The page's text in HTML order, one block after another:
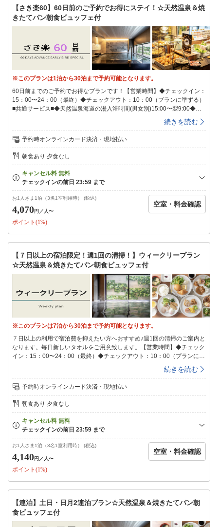
【さき楽60】60日前のご予約でお得にステイ！☆天然温泉＆焼
きたてパン朝食ビュッフェ付
※このプランは1泊から30泊まで予約可能となります。
60日前までのご予約でお得なプランです！【営業時間】◆チェックイン：
15：00〜24：00（最終）◆チェックアウト：10：00（プランに準ずる）
■共通サービス■◆天然温泉海道の湯入浴時間(男女別)15:00〜翌9:00◆全
館健康イオン水を完備♪◆ウェルカムバーソフトドリンクやワイン・カク
テルなどのアルコール類が飲み放題！※ドリンクの種類は変更の可能性が
ございます。予めご了承下さい。営業時間15:00〜21:00◆LOHASな健康
朝食を無料でご用意毎朝出来たてサクサクの香り高い焼きたてパンや、オ
ーガニック野菜のサラダ、日替わりのおかずやご当地メニューなどをビュ
ッフェ形式でご用意しております。朝食時間【月〜土】6:30〜8:30【日・
祝】6:30〜9:00◆８種類から選べる快眠枕チェックイン時にフロントで枕
をお選びいただけます！（先着順）◆駐車場111台（先着順）無料※自転
車用の青空駐輪場をご用意しております。館内へは収納バックでの持ち運
びをお願いいたします。■アクセス所要目安時間■〇ＪＲ今治駅より徒歩
19分。〇西瀬戸自動車道今治ＩＣより車で約11分。＜空港＞〇松山空
港・・・松山空港より電車にて今治駅へ80分。【ご連泊中の清掃】SDGs
への取り組みの一環として連泊中の客室清掃について「清掃なし」を基本
い。※衛生上の観点より4日に一度10時〜15時の間清掃を実施いたしま
す。清掃の間お部屋にご滞在頂くことはできません。最終チェックインは
24時となっております。24時を過ぎますとキャンセル扱いとなり、キャ
ンセル料が100％発生いたしますのでご注意ください。また、フロントも
24時で営業終了致します。
続きを読む
予約時オンラインカード決済・現地払い
朝食あり 夕食なし
お1人さま1泊（3名1室利用時） (税込)
4,070円 ／人〜
ポイント(1%)
空室・料金確認
【７日以上の宿泊限定！週1回の清掃！】ウィークリープラン
☆天然温泉＆焼きたてパン朝食ビュッフェ付
※このプランは7泊から30泊まで予約可能となります。
７日以上の利用で宿泊費を抑えたい方へおすすめ♪週1回の清掃のご案内と
なります。毎日新しいタオルをご用意致します。【営業時間】◆チェック
イン：15：00〜24：00（最終）◆チェックアウト：10：00（プランに準
ずる）■共通サービス■◆天然温泉海道の湯入浴時間(男女別)15:00〜翌
9:00◆ウェルカムバーソフトドリンクやワイン・カクテルなどのアルコー
ル類が飲み放題！※ドリンクの種類は変更の可能性がございます。予めご
了承下さい。営業時間15:00〜21:00◆全館健康イオン水を完備♪◆LOHAS
な健康朝食を無料でご用意毎朝出来たてサクサクの香り高い焼きたてパン
や、オーガニック野菜のサラダ、日替わりのおかずやご当地メニューなど
をビュッフェ形式でご用意しております。朝食時間【月〜土】6:30〜
8:30【日・祝】6:30〜9:00◆スーパーホテルオリジナルアメニティをもれ
なくプレゼント♪◆８種類から選べる快眠枕チェックイン時にフロントで
枕をお選びいただけます！（先着順）◆駐車場111台（先着順）無料※自
転車用の青空駐輪場をご用意しております。館内へは収納バックでの持ち
運びをお願いいたします。■アクセス所要目安時間■〇ＪＲ今治駅より徒歩
19分。〇西瀬戸自動車道今治ＩＣより車で約11分。【ご連泊中の清掃】
客様は朝10時までに「清掃希望」のマグネットカードを客室ドアにご貼付
ください。※衛生上の観点より4日に一度10時〜15時の間清掃を実施いた
します。清掃の間お部屋にご滞在頂くことはできません。最終チェックイ
続きを読む
予約時オンラインカード決済・現地払い
朝食あり 夕食なし
お1人さま1泊（3名1室利用時） (税込)
4,140円 ／人〜
ポイント(1%)
空室・料金確認
【連泊】土日・日月2連泊プラン☆天然温泉＆焼きたてパン朝
食ビュッフェ付